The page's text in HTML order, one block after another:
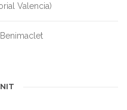
Valencia)